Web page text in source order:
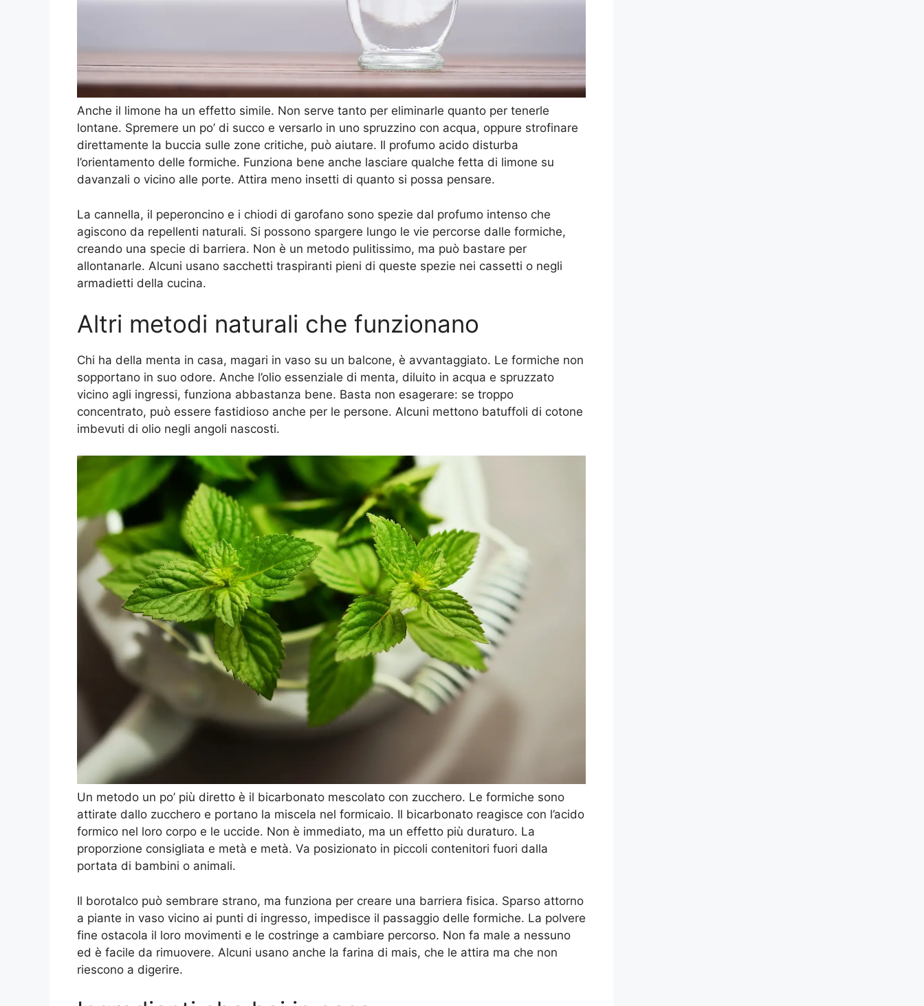
Anche il limone ha un effetto simile. Non serve tanto per eliminarle quanto per tenerle
lontane. Spremere un po’ di succo e versarlo in uno spruzzino con acqua, oppure strofinare
direttamente la buccia sulle zone critiche, può aiutare. Il profumo acido disturba
l’orientamento delle formiche. Funziona bene anche lasciare qualche fetta di limone su
davanzali o vicino alle porte. Attira meno insetti di quanto si possa pensare.
La cannella, il peperoncino e i chiodi di garofano sono spezie dal profumo intenso che
agiscono da repellenti naturali. Si possono spargere lungo le vie percorse dalle formiche,
creando una specie di barriera. Non è un metodo pulitissimo, ma può bastare per
allontanarle. Alcuni usano sacchetti traspiranti pieni di queste spezie nei cassetti o negli
armadietti della cucina.
Altri metodi naturali che funzionano
Chi ha della menta in casa, magari in vaso su un balcone, è avvantaggiato. Le formiche non
sopportano in suo odore. Anche l’olio essenziale di menta, diluito in acqua e spruzzato
vicino agli ingressi, funziona abbastanza bene. Basta non esagerare: se troppo
concentrato, può essere fastidioso anche per le persone. Alcuni mettono batuffoli di cotone
imbevuti di olio negli angoli nascosti.
Un metodo un po’ più diretto è il bicarbonato mescolato con zucchero. Le formiche sono
attirate dallo zucchero e portano la miscela nel formicaio. Il bicarbonato reagisce con l’acido
formico nel loro corpo e le uccide. Non è immediato, ma un effetto più duraturo. La
proporzione consigliata e metà e metà. Va posizionato in piccoli contenitori fuori dalla
portata di bambini o animali.
Il borotalco può sembrare strano, ma funziona per creare una barriera fisica. Sparso attorno
a piante in vaso vicino ai punti di ingresso, impedisce il passaggio delle formiche. La polvere
fine ostacola il loro movimenti e le costringe a cambiare percorso. Non fa male a nessuno
ed è facile da rimuovere. Alcuni usano anche la farina di mais, che le attira ma che non
riescono a digerire.